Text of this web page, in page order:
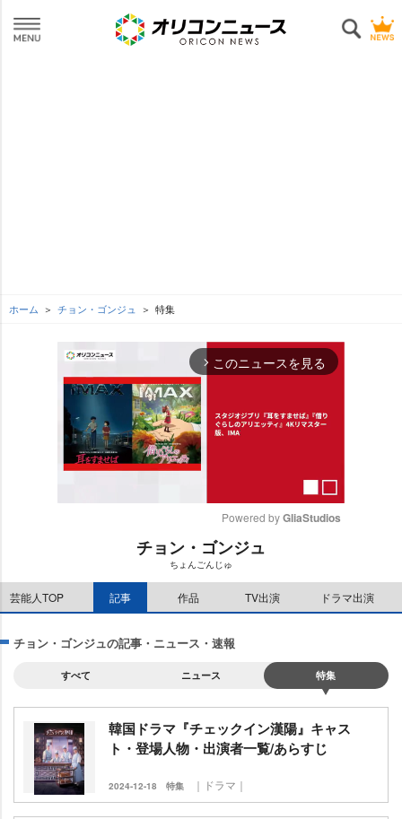
ホーム チョン・ゴンジュ 特集
arrow_forward_ios このニュースを見る
Powered by GliaStudios
チョン・ゴンジュ
ちょんごんじゅ
芸能人TOP 記事 作品 TV出演 ドラマ出演
チョン・ゴンジュの記事・ニュース・速報
すべて ニュース 特集
韓国ドラマ『チェックイン漢陽』キャス
ト・登場人物・出演者一覧/あらすじ
2024-12-18 特集 ｜ドラマ｜